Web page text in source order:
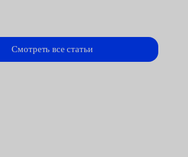
Смотреть все статьи